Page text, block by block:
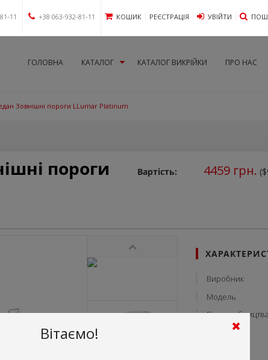
11 +38 063-932-81-11 КОШИК РЕЄСТРАЦІЯ УВIЙТИ
ГОЛОВНА КАТАЛОГ КАТАЛОГ ВИКРІЙКИ ПРО НАС
Зовнішні пороги LLumar Platinum
пороги
Вартість: 4459грн.
Виробник
Модель
Рік виробництва
Тип кузову
Вітаємо!